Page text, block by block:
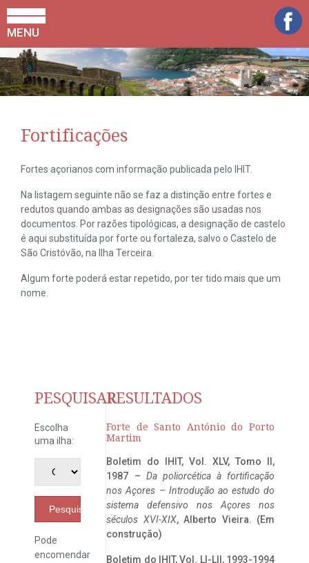
MENU
Fortificações
Fortes açorianos com informação publicada pelo IHIT.
Na listagem seguinte não se faz a distinção entre fortes e
redutos quando ambas as designações são usadas nos
documentos. Por razões tipológicas, a designação de castelo
é aqui substituída por forte ou fortaleza, salvo o Castelo de
São Cristóvão, na Ilha Terceira.
Algum forte poderá estar repetido, por ter tido mais que um
nome.
PESQUISAR
Escolha
uma ilha:
Pesquisar
Pode
encomendar
RESULTADOS
Forte de Santo António do Porto
Martim
Boletim do IHIT, Vol. XLV, Tomo II,
1987 – Da poliorcética à fortificação
nos Açores – Introdução ao estudo do
sistema defensivo nos Açores nos
séculos XVI-XIX, Alberto Vieira. (Em
construção)
Boletim do IHIT, Vol. LI-LII, 1993-1994